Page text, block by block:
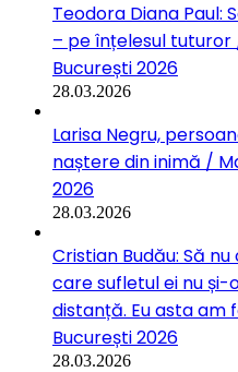
Teodora Diana Paul:
– pe înțelesul
București 2026
28.03.2026
Larisa Negru,
naștere din inimă /
2026
28.03.2026
Cristian Budău: Să
care sufletul ei nu și-
distanță. Eu asta
București 2026
28.03.2026